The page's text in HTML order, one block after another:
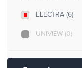
ELECTRA (6)
UNIVIEW (0)